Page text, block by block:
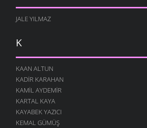
JALE YILMAZ
K
KAAN ALTUN
KADIR KARAHAN
KAMIL AYDEMIR
KARTAL KAYA
KAYABEK YAZICI
KEMAL GÜMÜŞ